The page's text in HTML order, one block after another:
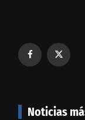
Noticias